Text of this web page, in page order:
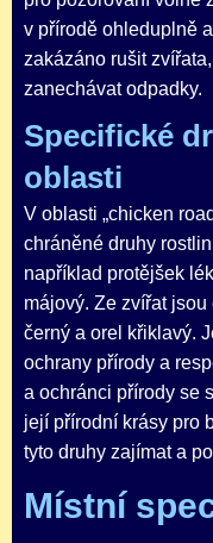
v přírodě ohleduplně
zakázáno rušit
zanechávat odpadky.
Specifické
oblasti
V oblasti „chicken
chráněné druhy
například protějšek
májový. Ze zvířat
černý a orel křiklavý.
ochrany přírody a
a ochránci přírody se
její přírodní krásy pro
tyto druhy zajímat a
Místní